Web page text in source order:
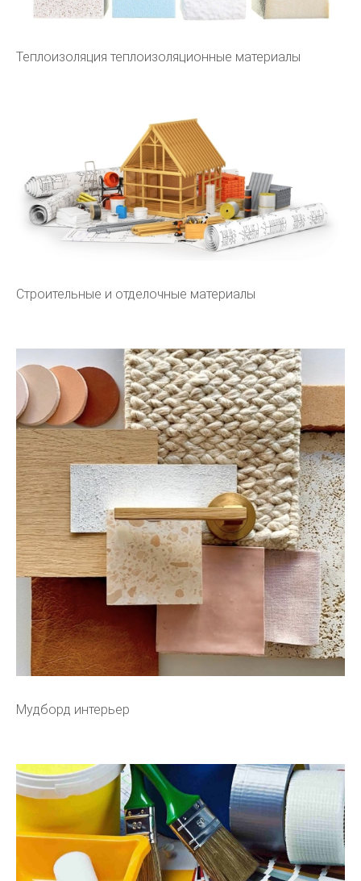
Теплоизоляция теплоизоляционные материалы
Строительные и отделочные материалы
Мудборд интерьер